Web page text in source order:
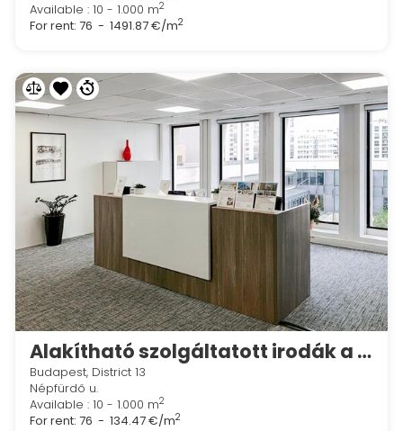
Available : 10 - 1.000 m2
For rent: 76 - 1491.87 €/m2
Alakítható szolgáltatott irodák a Spaces River Partban
Budapest, District 13
Népfürdő u.
Available : 10 - 1.000 m2
For rent: 76 - 134.47 €/m2